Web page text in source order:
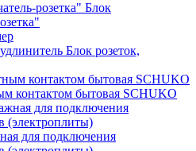
Блок
Блок розеток,
контактом бытовая SCHUKO
для подключения